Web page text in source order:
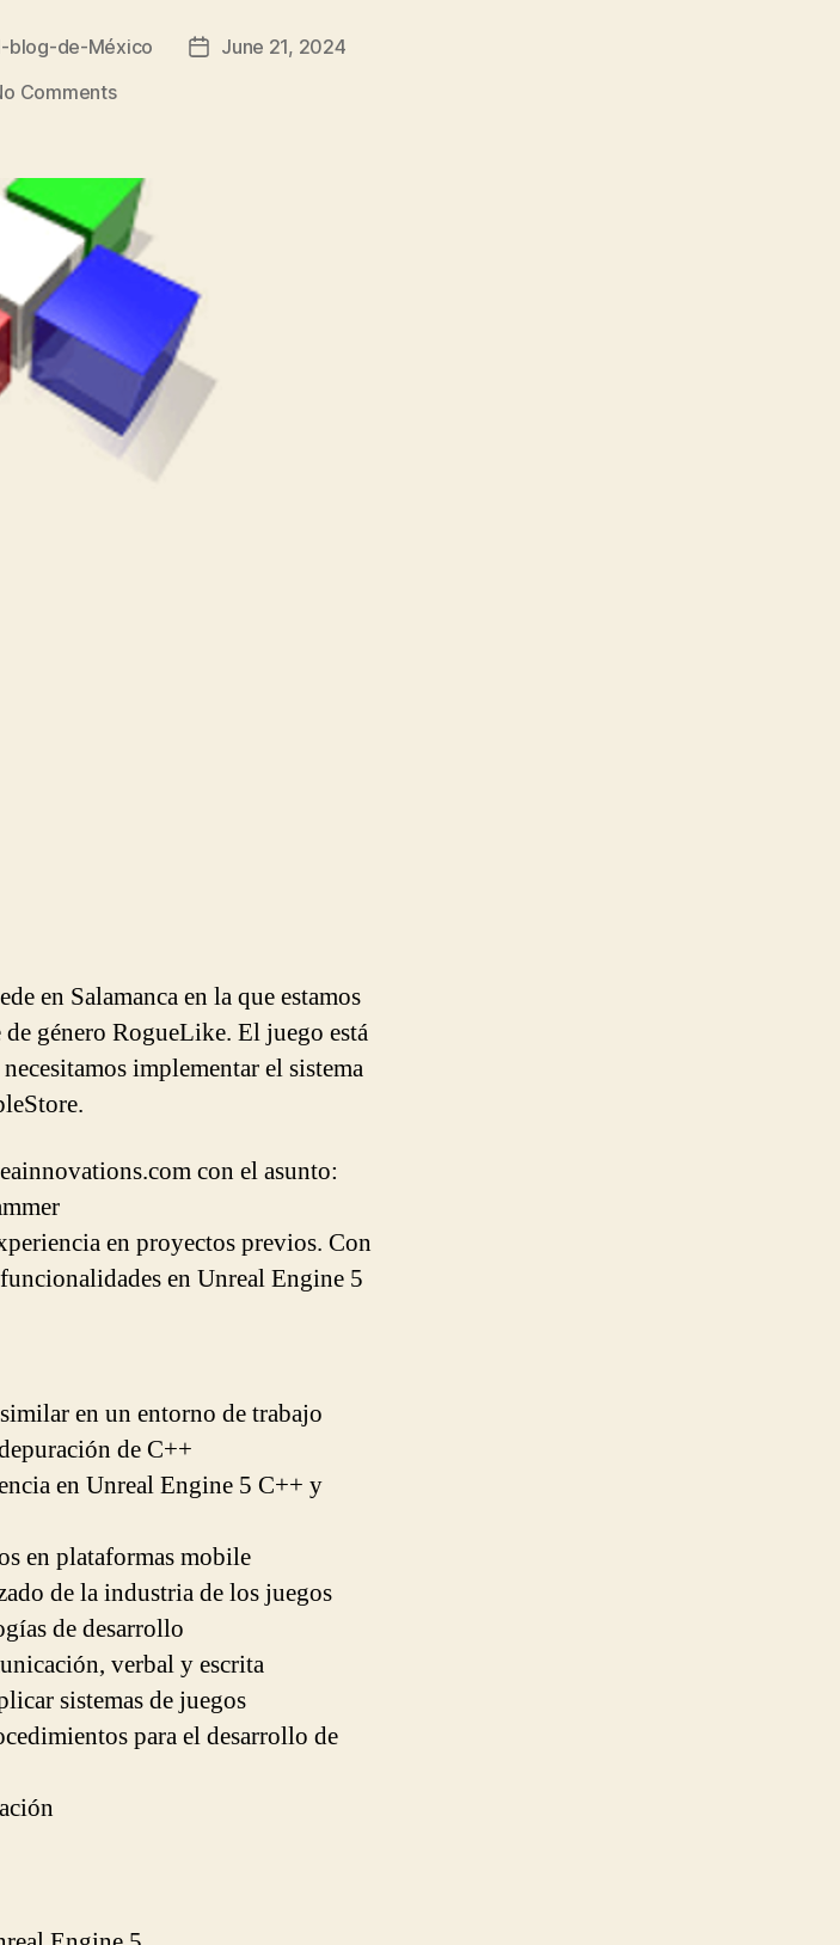
blog-de-México
PostJune 21, 2024
Commentson
busca
Unreal
Engine
Mobile
en Salamanca en la que estamos
género RogueLike. El juego está
implementar el sistema
con el asunto:
en proyectos previos. Con
en Unreal Engine 5
en un entorno de trabajo
de C++
en Unreal Engine 5 C++ y
en plataformas mobile
de la industria de los juegos
de desarrollo
verbal y escrita
sistemas de juegos
para el desarrollo de